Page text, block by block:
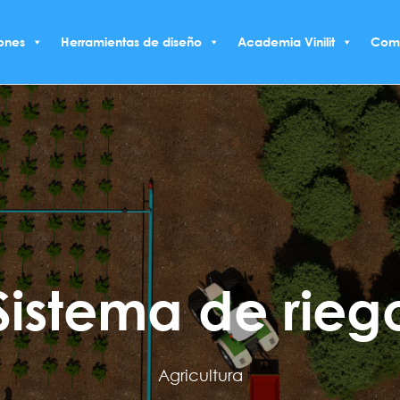
Herramientas de diseño Academia Vinilit
de
Agricultura